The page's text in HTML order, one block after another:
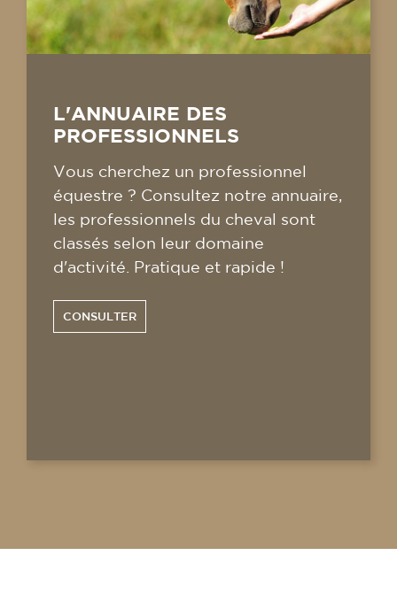
L'ANNUAIRE DES
PROFESSIONNELS
Vous cherchez un professionnel
équestre ? Consultez notre annuaire,
les professionnels du cheval sont
classés selon leur domaine
d'activité. Pratique et rapide !
CONSULTER